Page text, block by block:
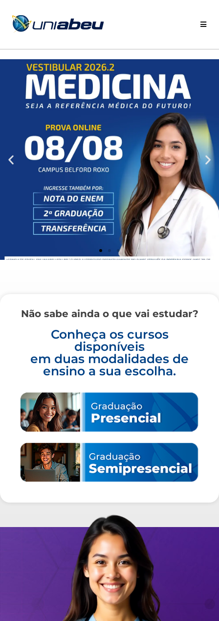
Não sabe ainda o que vai estudar?
Conheça os cursos
disponíveis
em duas modalidades de
ensino a sua escolha.